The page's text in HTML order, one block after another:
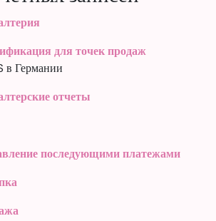
для точек продаж
в Германии
отчеты
последующими платежами